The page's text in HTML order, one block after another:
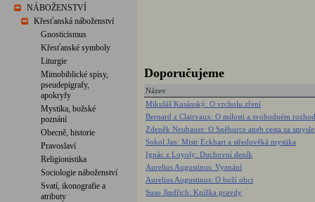
NÁBOŽENSTVÍ
Křesťanská náboženství
Gnosticismus
Křesťanské symboly
Liturgie
Mimobiblické spisy,
pseudepigrafy,
apokryfy
Mystika, božské
poznání
Obecně, historie
Pravoslaví
Religionistika
Sociologie náboženství
Svatí, ikonografie a
atributy
Doporučujeme
Název
Mikuláš Kusánský: O vrcholu zření
Bernard z Clairvaux: O milosti a svobodném
Zdeněk Neubauer: O Sněhurce aneb cesta za
Sokol Jan: Mistr Eckhart a středověká mystika
Ignác z Loyoly: Duchovní deník
Aurelius Augustinus: Vyznání
Aurelius Augustinus: O boží obci
Suso Jindřich: Knížka pravdy